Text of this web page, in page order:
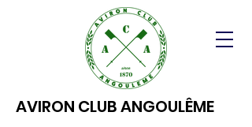
AVIRON CLUB ANGOULÊME